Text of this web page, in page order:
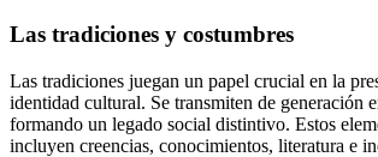
Las tradiciones y costumbres
Las tradiciones juegan un papel crucial en la
identidad cultural. Se transmiten de generación
formando un legado social distintivo. Estos
incluyen creencias, conocimientos, literatura e